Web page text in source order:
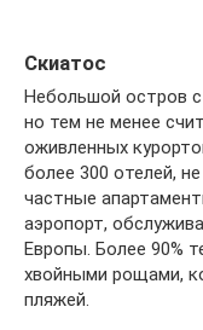
Скиатос
Небольшой остров с
но тем не менее
оживленных
более 300 отелей,
частные
аэропорт,
Европы. Более 90%
хвойными рощами,
пляжей.